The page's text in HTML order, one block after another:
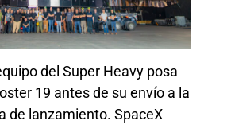
del Super Heavy posa
19 antes de su envío a la
de lanzamiento. SpaceX